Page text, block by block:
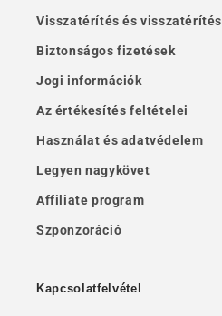
Visszatérítés és visszatérítés
Biztonságos fizetések
Jogi információk
Az értékesítés feltételei
Használat és adatvédelem
Legyen nagykövet
Affiliate program
Szponzoráció
Kapcsolatfelvétel